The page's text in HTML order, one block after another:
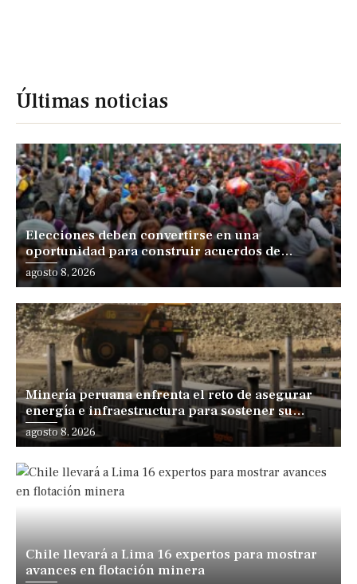
Últimas noticias
Elecciones deben convertirse en una
oportunidad para construir acuerdos de
desarrollo, sostiene especialista
agosto 8, 2026
Minería peruana enfrenta el reto de asegurar
energía e infraestructura para sostener su
expansión
agosto 8, 2026
Chile llevará a Lima 16 expertos para mostrar
avances en flotación minera